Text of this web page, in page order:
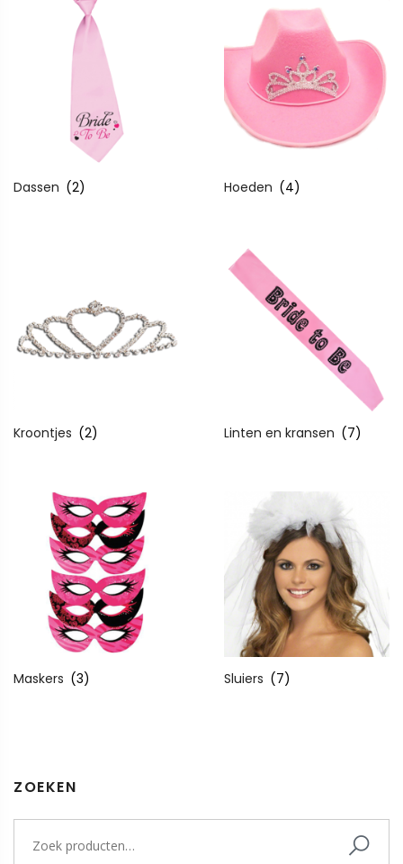
ZOEKEN
Dassen (2) Hoeden (4)
Kroontjes (2) Linten en kransen (7)
Maskers (3) Sluiers (7)